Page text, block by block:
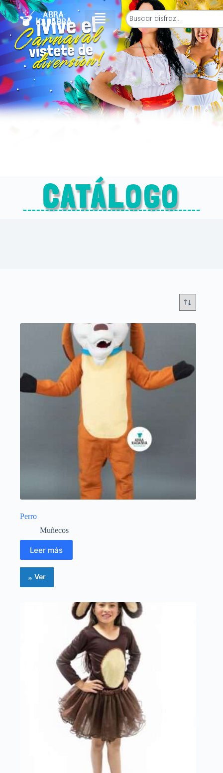
CATÁLOGO
Perro
Muñecos
Leer más
Ver